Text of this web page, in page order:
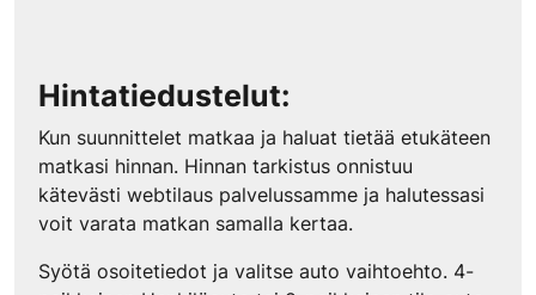
Hintatiedustelut:
Kun suunnittelet matkaa ja haluat tietää etukäteen
matkasi hinnan. Hinnan tarkistus onnistuu
kätevästi webtilaus palvelussamme ja halutessasi
voit varata matkan samalla kertaa.
Syötä osoitetiedot ja valitse auto vaihtoehto. 4-